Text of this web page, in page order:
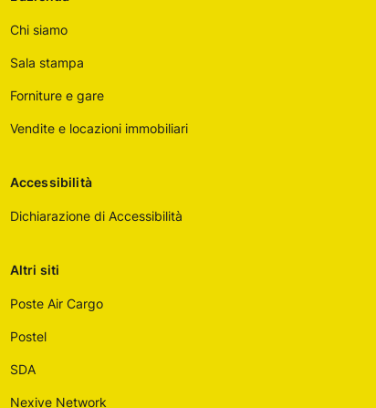
Chi siamo
Sala stampa
Forniture e gare
Vendite e locazioni immobiliari
Accessibilità
Dichiarazione di Accessibilità
Altri siti
Poste Air Cargo
Postel
SDA
Nexive Network